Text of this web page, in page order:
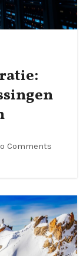
Comments